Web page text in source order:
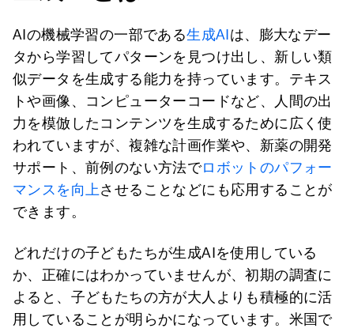
AIの機械学習の一部である生成AIは、膨大なデー
タから学習してパターンを見つけ出し、新しい類
似データを生成する能力を持っています。テキス
トや画像、コンピューターコードなど、人間の出
力を模倣したコンテンツを生成するために広く使
われていますが、複雑な計画作業や、新薬の開発
サポート、前例のない方法でロボットのパフォー
マンスを向上させることなどにも応用することが
できます。
どれだけの子どもたちが生成AIを使用している
か、正確にはわかっていませんが、初期の調査に
よると、子どもたちの方が大人よりも積極的に活
用していることが明らかになっています。米国で